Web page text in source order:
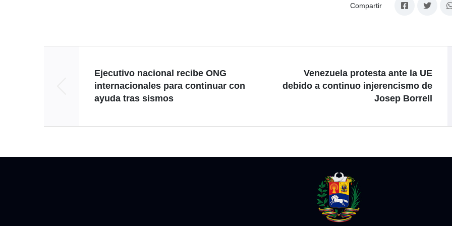
Compartir
Ejecutivo nacional recibe ONG
internacionales para continuar con
ayuda tras sismos
Venezuela protesta ante la UE
debido a continuo injerencismo de
Josep Borrell